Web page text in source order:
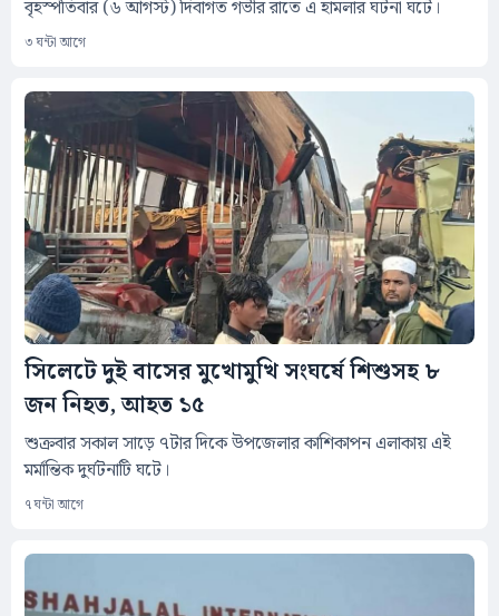
বৃহস্পতিবার (৬ আগস্ট) দিবাগত গভীর রাতে এ হামলার ঘটনা ঘটে।
৩ ঘন্টা আগে
সিলেটে দুই বাসের মুখোমুখি সংঘর্ষে শিশুসহ ৮
জন নিহত, আহত ১৫
শুক্রবার সকাল সাড়ে ৭টার দিকে উপজেলার কাশিকাপন এলাকায় এই
মর্মান্তিক দুর্ঘটনাটি ঘটে।
৭ ঘন্টা আগে